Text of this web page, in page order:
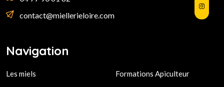
contact@miellerieloire.com
Navigation
Les miels Formations Apiculteur